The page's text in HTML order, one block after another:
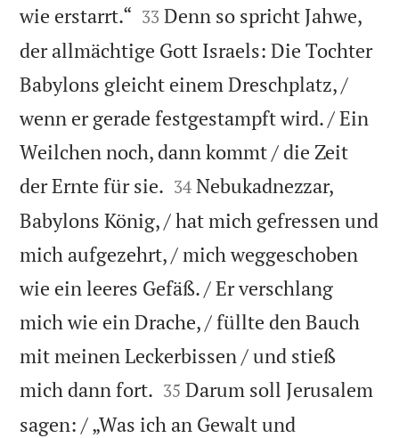
wie erstarrt.“ 

33 Denn so spricht Jahwe,
der allmächtige Gott Israels: Die Tochter
Babylons gleicht einem Dreschplatz, /
wenn er gerade festgestampft wird. / Ein
Weilchen noch, dann kommt / die Zeit
der Ernte für sie. 

34 Nebukadnezzar,
Babylons König, / hat mich gefressen und
mich aufgezehrt, / mich weggeschoben
wie ein leeres Gefäß. / Er verschlang
mich wie ein Drache, / füllte den Bauch
mit meinen Leckerbissen / und stieß
mich dann fort. 

35 Darum soll Jerusalem
sagen: / „Was ich an Gewalt und